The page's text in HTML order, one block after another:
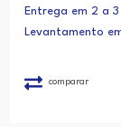
Entrega em 2 a
Levantamento
comparar